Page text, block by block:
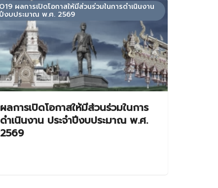
O19 ผลการเปิดโอกาสให้มีส่วนร่วมในการดำเนินงาน
งบประมาณ พ.ศ. 2569
ผลการเปิดโอกาสให้มีส่วนร่วมในการ
ดำเนินงาน ประจำปีงบประมาณ พ.ศ.
2569